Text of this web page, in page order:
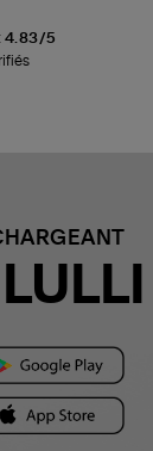
4.83/5